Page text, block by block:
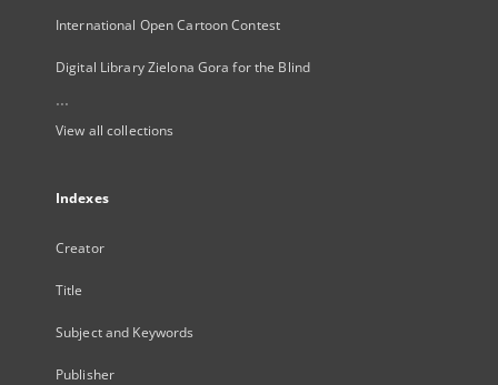
International Open Cartoon Contest
Digital Library Zielona Gora for the Blind
...
View all collections
Indexes
Creator
Title
Subject and Keywords
Publisher